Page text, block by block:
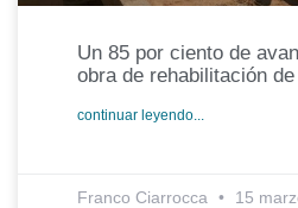
Un 85 por ciento de
obra de rehabilitación
continuar leyendo...
Franco Ciarrocca 15